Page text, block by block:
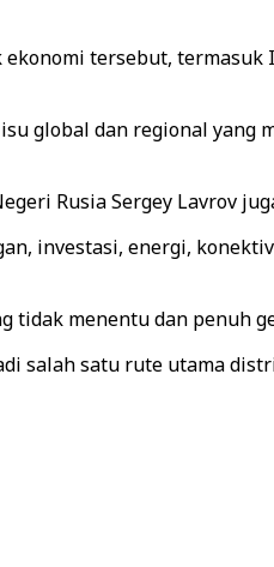
tersebut, termasuk
global dan regional yang
Rusia Sergey Lavrov
investasi, energi,
tidak menentu dan penuh
salah satu rute utama